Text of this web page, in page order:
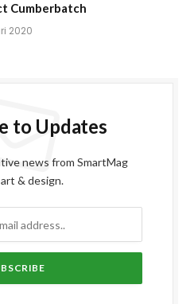
Cumberbatch
2020
to Updates
news from SmartMag
& design.